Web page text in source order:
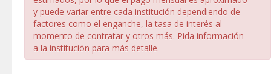
y puede variar entre cada institución dependiendo de
factores como el enganche, la tasa de interés al
momento de contratar y otros más. Pida información
a la institución para más detalle.